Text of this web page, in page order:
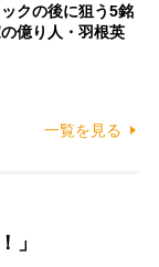
ックの後に狙う5銘
億り人・羽根英
一覧を見る
」